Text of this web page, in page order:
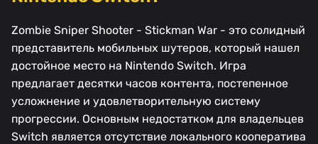
Zombie Sniper Shooter - Stickman War - это солидный
представитель мобильных шутеров, который нашел
достойное место на Nintendo Switch. Игра
предлагает десятки часов контента, постепенное
усложнение и удовлетворительную систему
прогрессии. Основным недостатком для владельцев
Switch является отсутствие локального кооператива